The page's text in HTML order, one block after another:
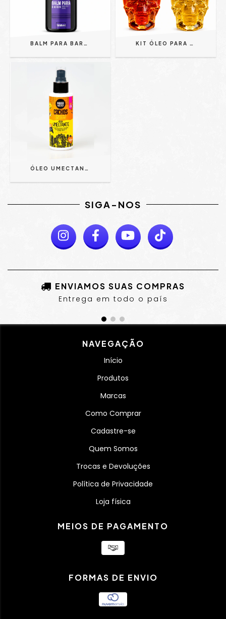
BALM PARA BARBA - FOX FOR MEN 120ML | HIDRATAÇÃO | MODELAGEM | CONTROLE | BRILHO KIT ÓLEO PARA BARBA CAVEIRA GOLD MILLION + BOURBON WOOD 30ML - JHONY BARBER | TRATAMENTO COMPLETO
ÓLEO UMECTANTE PARA CACHOS - MARIA AMOSTRADA 100ML
SIGA-NOS
ENVIAMOS SUAS COMPRAS
Entrega em todo o país
NAVEGAÇÃO
Início
Produtos
Marcas
Como Comprar
Cadastre-se
Quem Somos
Trocas e Devoluções
Política de Privacidade
Loja física
MEIOS DE PAGAMENTO
FORMAS DE ENVIO